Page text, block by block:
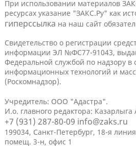
При использовании материалов
ресурсах указание "ЗАКС.Ру" как
гиперссылка на наш сайт
Свидетельство о регистрации
информации ЭЛ №ФС77-91043,
Федеральной службой по надзору в
информационных технологий и
(Роскомнадзор).
Учредитель: ООО "Адастра".
И.о. главного редактора: Казарлыга
+7 (931) 287-80-09 info@zaks.ru
199034, Санкт-Петербург, 18-я
помещ. 3-н, офис 1